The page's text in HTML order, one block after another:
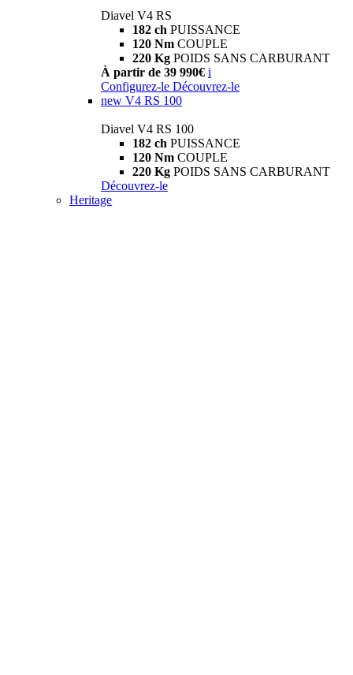
Diavel V4 RS
182 ch PUISSANCE
120 Nm COUPLE
220 Kg POIDS SANS CARBURANT
À partir de 39 990€ i
Configurez-le Découvrez-le
new V4 RS 100
Diavel V4 RS 100
182 ch PUISSANCE
120 Nm COUPLE
220 Kg POIDS SANS CARBURANT
Découvrez-le
Heritage